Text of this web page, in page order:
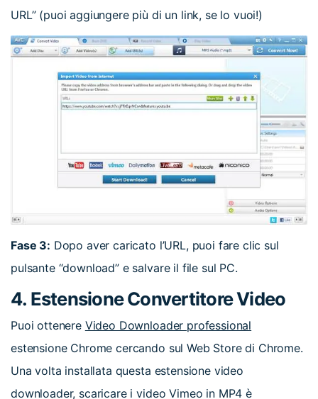
URL” (puoi aggiungere più di un link, se lo vuoi!)
Fase 3: Dopo aver caricato l’URL, puoi fare clic sul
pulsante “download” e salvare il file sul PC.
4. Estensione Convertitore Video
Puoi ottenere Video Downloader professional
estensione Chrome cercando sul Web Store di Chrome.
Una volta installata questa estensione video
downloader, scaricare i video Vimeo in MP4 è